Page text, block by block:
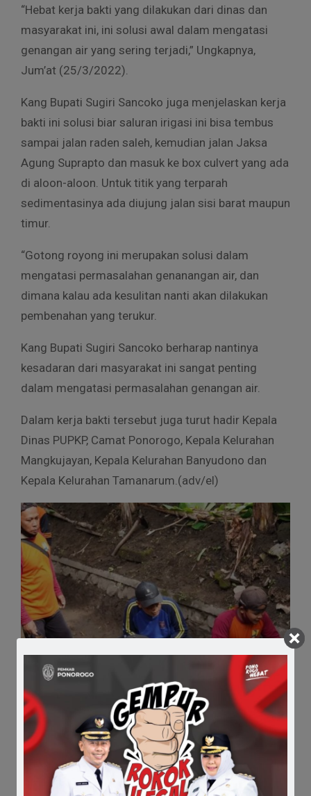
“Hebat kerja bakti yang dilakukan dari dinas dan
masyarakat ini, ini solusi awal dalam mengatasi
genangan air yang sering terjadi,” Ungkapnya,
Jum’at (25/3/2022).
Kang Bupati Sugiri Sancoko juga menjelaskan kerja
bakti ini solusi biar saluran irigasi ini bisa tembus
sampai jalan raden saleh, kemudian jalan Jaksa
Agung Suprapto dan masuk ke box culvert yang ada
di aloon-aloon. Untuk titik yang terparah
sedimentasinya ada diujung jalan sisi barat maupun
timur.
“Gotong royong ini merupakan solusi dalam
mengatasi permasalahan genanangan air, dan
dimana kalau ada kesulitan nanti akan dilakukan
pembenahan yang terukur.
Kang Bupati Sugiri Sancoko berharap nantinya
kesadaran dari masyarakat ini sangat penting
dalam mengatasi permasalahan genangan air.
Dalam kerja bakti tersebut juga turut hadir Kepala
Dinas PUPKP, Camat Ponorogo, Kepala Kelurahan
Mangkujayan, Kepala Kelurahan Banyudono dan
Kepala Kelurahan Tamanarum.(adv/el)